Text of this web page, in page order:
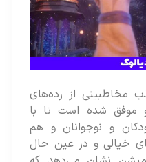
از رده‌های
شده‌ است تا با
نوجوانان و هم
و در عین حال